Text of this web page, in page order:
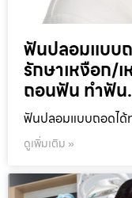
ฟันปลอมแบบ
รักษาเหงือก/
ถอนฟัน ทำฟั
ฟันปลอมแบบถอดได้
ดูเพิ่มเติม »